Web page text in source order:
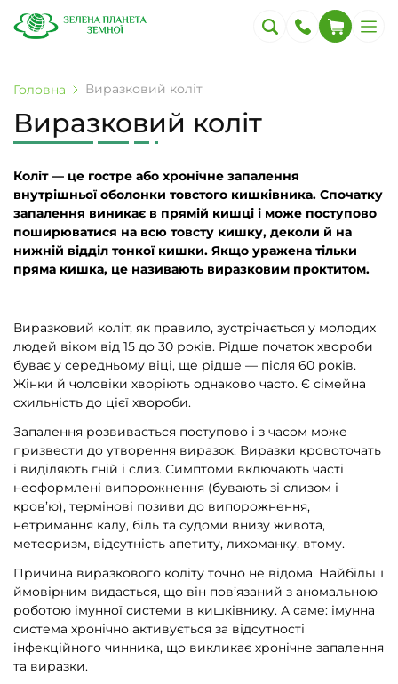
Головна Виразковий коліт
Виразковий коліт
Коліт — це гостре або хронічне запалення
внутрішньої оболонки товстого кишківника. Спочатку
запалення виникає в прямій кишці і може поступово
поширюватися на всю товсту кишку, деколи й на
нижній відділ тонкої кишки. Якщо уражена тільки
пряма кишка, це називають виразковим проктитом.
Виразковий коліт, як правило, зустрічається у молодих
людей віком від 15 до 30 років. Рідше початок хвороби
буває у середньому віці, ще рідше — після 60 років.
Жінки й чоловіки хворіють однаково часто. Є сімейна
схильність до цієї хвороби.
Запалення розвивається поступово і з часом може
призвести до утворення виразок. Виразки кровоточать
і виділяють гній і слиз. Симптоми включають часті
неоформлені випорожнення (бувають зі слизом і
кров’ю), термінові позиви до випорожнення,
нетримання калу, біль та судоми внизу живота,
метеоризм, відсутність апетиту, лихоманку, втому.
Причина виразкового коліту точно не відома. Найбільш
ймовірним видається, що він пов’язаний з аномальною
роботою імунної системи в кишківнику. А саме: імунна
система хронічно активується за відсутності
інфекційного чинника, що викликає хронічне запалення
та виразки.